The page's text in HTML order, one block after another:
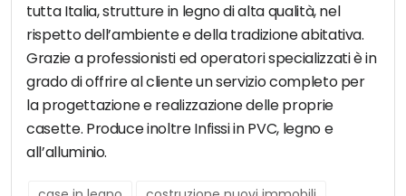
tutta Italia, strutture in legno di alta qualità, nel
rispetto dell’ambiente e della tradizione abitativa.
Grazie a professionisti ed operatori specializzati è in
grado di offrire al cliente un servizio completo per
la progettazione e realizzazione delle proprie
casette. Produce inoltre Infissi in PVC, legno e
all’alluminio.